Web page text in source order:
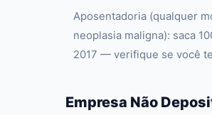
Aposentadoria (qualquer
neoplasia maligna): saca
2017 — verifique se você
Empresa Não